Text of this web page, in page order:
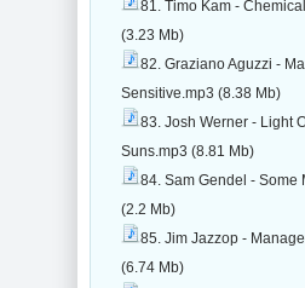
81. Timo Kam -
(3.23 Mb)
82. Graziano Aguzzi -
Sensitive.mp3 (8.38 Mb)
83. Josh Werner - Light
Suns.mp3 (8.81 Mb)
84. Sam Gendel - Some
(2.2 Mb)
85. Jim Jazzop -
(6.74 Mb)